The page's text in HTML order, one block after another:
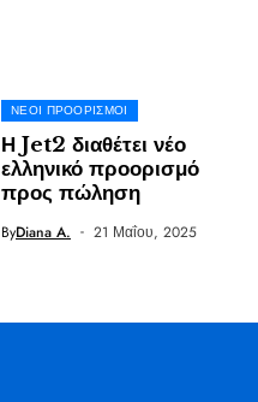
ΝΈΟΙ ΠΡΟΟΡΙΣΜΟΊ
Η Jet2 διαθέτει νέο
ελληνικό προορισμό
προς πώληση
ByDiana A. 21 Μαΐου, 2025